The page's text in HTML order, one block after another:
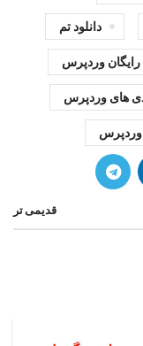
دانلود تم
رایگان وردپرس
های وردپرس
وردپرس
قدیمی تر